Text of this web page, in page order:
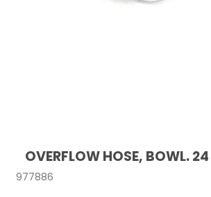
OVERFLOW HOSE, BOWL.
977886